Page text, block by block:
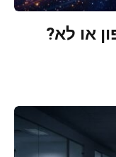
או לא?